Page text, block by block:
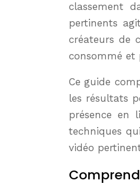
classement
pertinents
créateurs de
consommé et
Ce guide
les résultats
présence en
techniques
vidéo